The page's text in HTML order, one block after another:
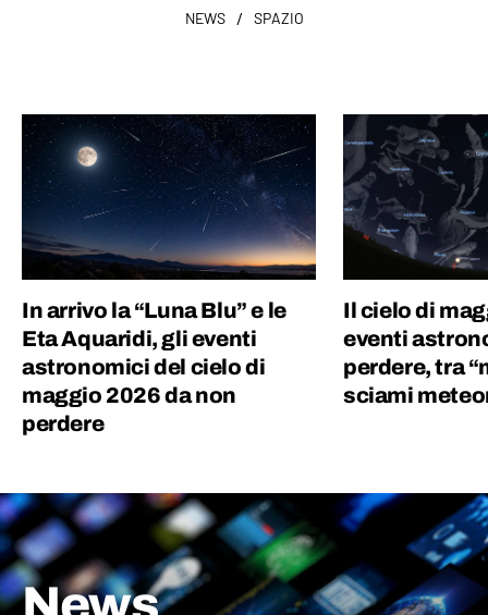
NEWS / SPAZIO
In arrivo la “Luna Blu” e le
Eta Aquaridi, gli eventi
astronomici del cielo di
maggio 2026 da non
perdere
Il cielo di
eventi
perdere, tra
sciami